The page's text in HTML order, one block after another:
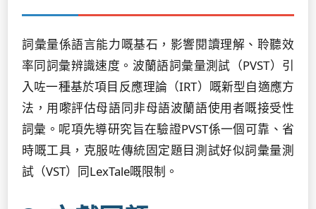
詞彙量係語言能力嘅基石，影響閱讀理解、聆聽效
率同詞彙辨識速度。波蘭語詞彙量測試（PVST）引
入咗一種基於項目反應理論（IRT）嘅新型自適應方
法，用嚟評估母語同非母語波蘭語使用者嘅接受性
詞彙。呢項先導研究旨在驗證PVST係一個可靠、省
時嘅工具，克服咗傳統固定題目測試好似詞彙量測
試（VST）同LexTale嘅限制。